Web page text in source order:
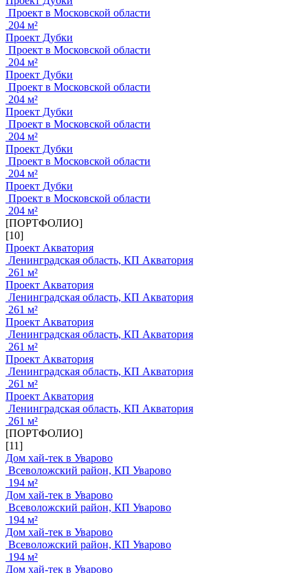
Проект в Московской области
204 м²
Проект Дубки
Проект в Московской области
204 м²
Проект Дубки
Проект в Московской области
204 м²
Проект Дубки
Проект в Московской области
204 м²
Проект Дубки
Проект в Московской области
204 м²
Проект Дубки
Проект в Московской области
204 м²
[ПОРТФОЛИО]
[10]
Проект Акватория
Ленинградская область, КП Акватория
261 м²
Проект Акватория
Ленинградская область, КП Акватория
261 м²
Проект Акватория
Ленинградская область, КП Акватория
261 м²
Проект Акватория
Ленинградская область, КП Акватория
261 м²
Проект Акватория
Ленинградская область, КП Акватория
261 м²
[ПОРТФОЛИО]
[11]
Дом хай-тек в Уварово
Всеволожский район, КП Уварово
194 м²
Дом хай-тек в Уварово
Всеволожский район, КП Уварово
194 м²
Дом хай-тек в Уварово
Всеволожский район, КП Уварово
194 м²
Дом хай-тек в Уварово